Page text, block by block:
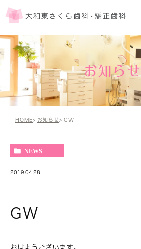
お知らせ
HOME お知らせ GW
NEWS
2019.04.28
GW
おはようございます。